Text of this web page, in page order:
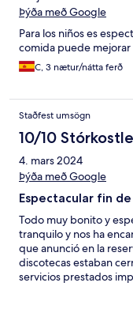
Þýða með Google
Para los niños es
comida puede
C, 3 nætur/nátta ferð
Staðfest umsögn
10/10
4. mars 2024
Þýða með Google
Espectacular fin
Todo muy bonito y
tranquilo y nos ha
que anunció en la
discotecas estaban
servicios prestados